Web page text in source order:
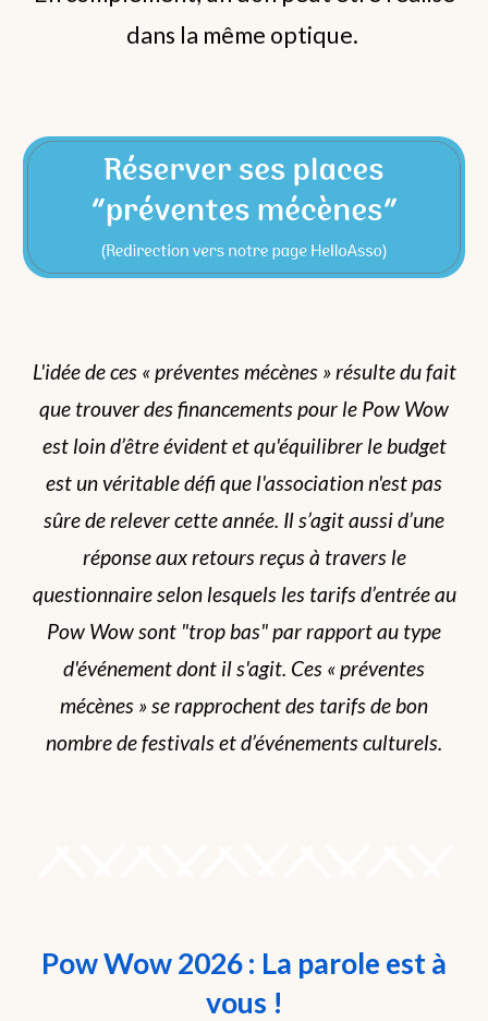
dans la même optique.
L'idée de ces « préventes mécènes » résulte du fait
que trouver des financements pour le Pow Wow
est loin d’être évident et qu'équilibrer le budget
est un véritable défi que l'association n'est pas
sûre de relever cette année. Il s’agit aussi d’une
réponse aux retours reçus à travers le
questionnaire selon lesquels les tarifs d’entrée au
Pow Wow sont "trop bas" par rapport au type
d'événement dont il s'agit. Ces « préventes
mécènes » se rapprochent des tarifs de bon
nombre de festivals et d’événements culturels.
Pow Wow 2026 : La parole est à
vous !